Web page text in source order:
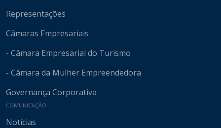
Representações
Câmaras Empresariais
- Câmara Empresarial do Turismo
- Câmara da Mulher Empreendedora
Governança Corporativa
COMUNICAÇÃO
Notícias